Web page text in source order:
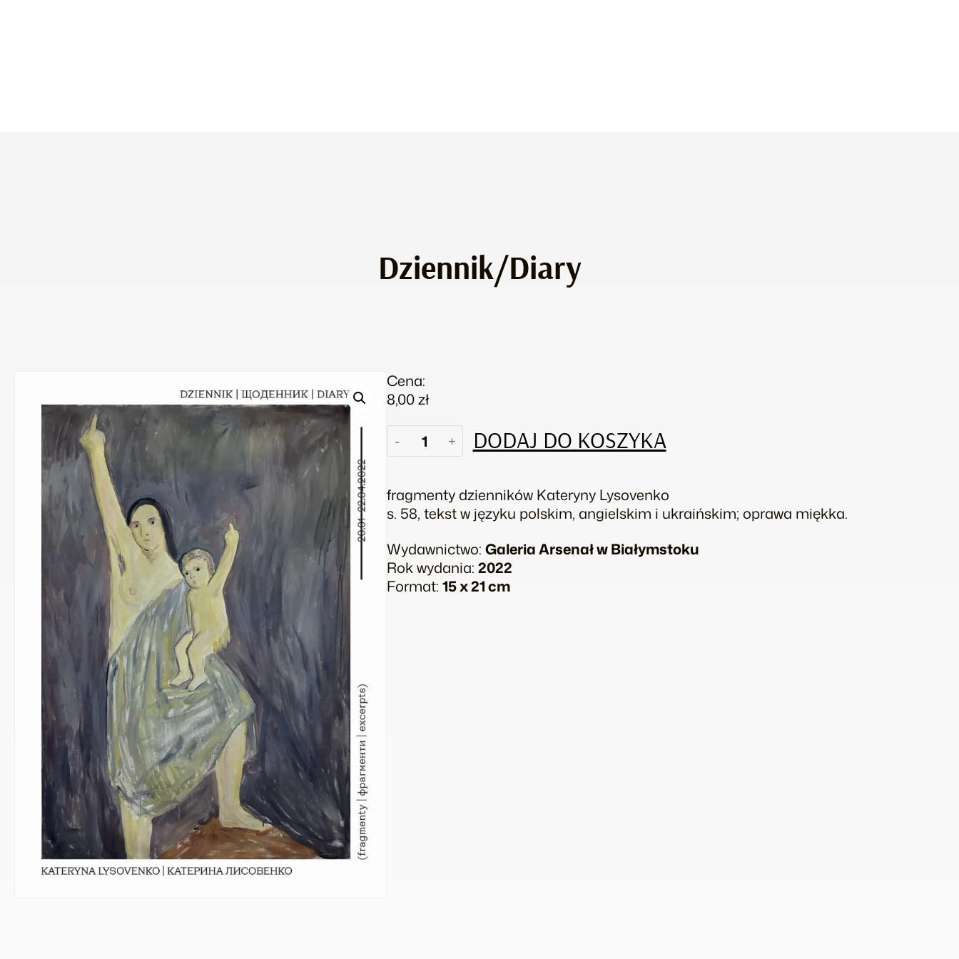
Dziennik/Diary
Cena:
8,00zł
-
Dziennik/Diary
+ DODAJ DO KOSZYKA
fragmenty dzienników Kateryny Lysovenko
s. 58, tekst w języku polskim, angielskim i ukraińskim; oprawa miękka.
Wydawnictwo: Galeria Arsenał w Białymstoku
Rok wydania: 2022
Format: 15 x 21 cm